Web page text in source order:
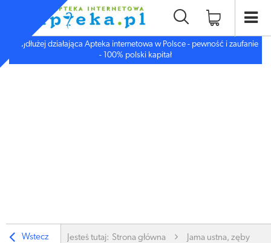
Najdłużej działająca Apteka internetowa w Polsce - pewność i zaufanie
- 100% polski kapitał
Wstecz Jesteś tutaj: Strona główna Jama ustna, zęby